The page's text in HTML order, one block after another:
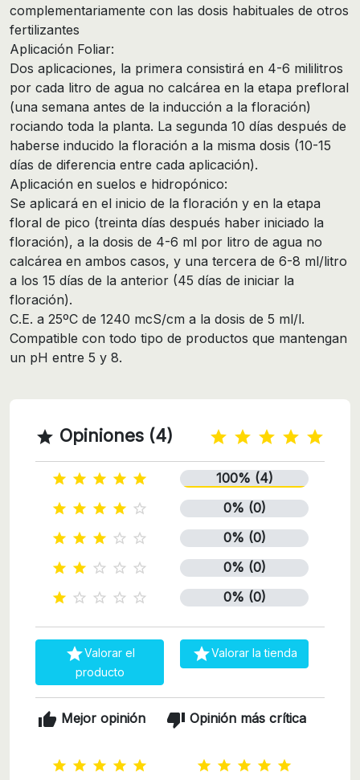
complementariamente con las dosis habituales de otros
fertilizantes
Aplicación Foliar:
Dos aplicaciones, la primera consistirá en 4-6 mililitros
por cada litro de agua no calcárea en la etapa prefloral
(una semana antes de la inducción a la floración)
rociando toda la planta. La segunda 10 días después de
haberse inducido la floración a la misma dosis (10-15
días de diferencia entre cada aplicación).
Aplicación en suelos e hidropónico:
Se aplicará en el inicio de la floración y en la etapa
floral de pico (treinta días después haber iniciado la
floración), a la dosis de 4-6 ml por litro de agua no
calcárea en ambos casos, y una tercera de 6-8 ml/litro
a los 15 días de la anterior (45 días de iniciar la
floración).
C.E. a 25ºC de 1240 mcS/cm a la dosis de 5 ml/l.
Compatible con todo tipo de productos que mantengan
un pH entre 5 y 8.
 Opiniones (4)
    
100% (4)
    
0% (0)
    
0% (0)
    
0% (0)
     0% (0)
Valorar el
producto
Valorar la tienda
thumb_up Mejor opinión thumb_down Opinión más crítica
         